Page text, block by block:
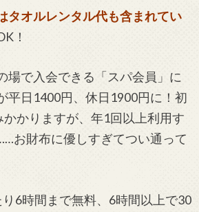
タオルレンタル代も含まれてい
！
場で入会できる「スパ会員」に
平日1400円、休日1900円に！初
かかりますが、年1回以上利用す
お財布に優しすぎてつい通って
6時間まで無料、6時間以上で30